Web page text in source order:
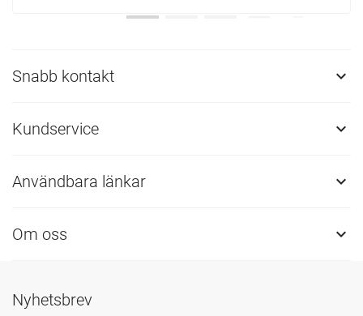
Snabb kontakt 
Kundservice 
Användbara länkar 
Om oss 
Nyhetsbrev